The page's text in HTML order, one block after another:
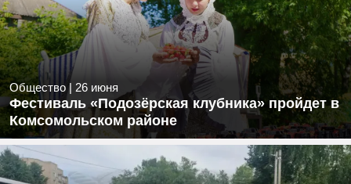
Общество| 26 июня
Фестиваль «Подозёрская клубника» пройдет в
Комсомольском районе